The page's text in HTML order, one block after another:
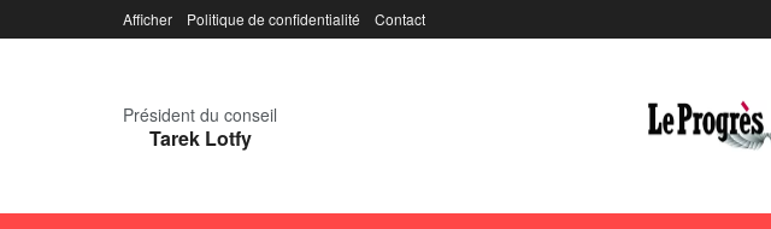
Afficher Politique de confidentialité Contact
Président du conseil
Tarek Lotfy